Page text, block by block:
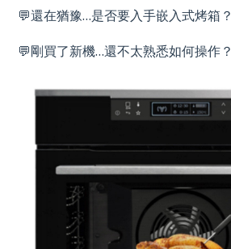
💬還在猶豫…是否要入手嵌入式烤箱？
💬剛買了新機…還不太熟悉如何操作？